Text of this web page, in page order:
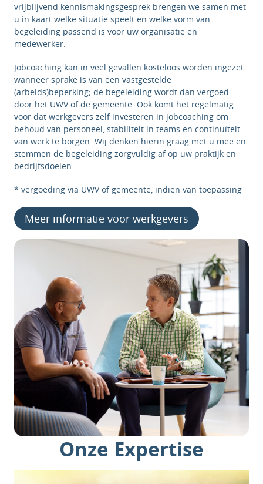
vrijblijvend kennismakingsgesprek brengen we samen met
u in kaart welke situatie speelt en welke vorm van
begeleiding passend is voor uw organisatie en
medewerker.
Jobcoaching kan in veel gevallen kosteloos worden ingezet
wanneer sprake is van een vastgestelde
(arbeids)beperking; de begeleiding wordt dan vergoed
door het UWV of de gemeente. Ook komt het regelmatig
voor dat werkgevers zelf investeren in jobcoaching om
behoud van personeel, stabiliteit in teams en continuïteit
van werk te borgen. Wij denken hierin graag met u mee en
stemmen de begeleiding zorgvuldig af op uw praktijk en
bedrijfsdoelen.
* vergoeding via UWV of gemeente, indien van toepassing
Meer informatie voor werkgevers
Onze Expertise